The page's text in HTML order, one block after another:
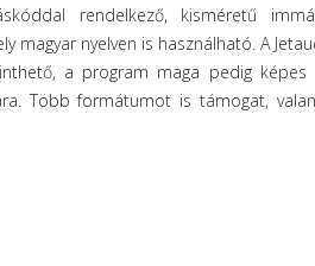
rendelkező, kisméretű
magyar nyelven is használható. A
a program maga pedig
Több formátumot is támogat,